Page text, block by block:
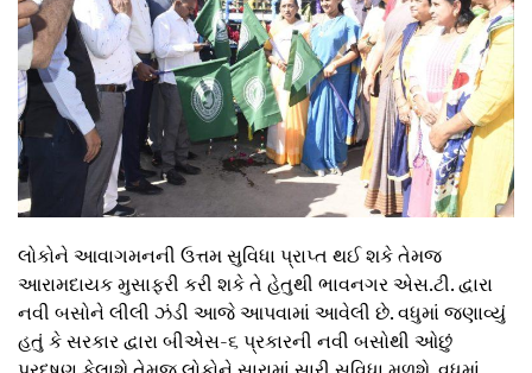
લોકોને આવાગમનની ઉત્તમ સુવિધા પ્રાપ્ત થઈ શકે તેમજ
આરામદાયક મુસાફરી કરી શકે તે હેતુથી ભાવનગર એસ.ટી. દ્વારા
નવી બસોને લીલી ઝંડી આજે આપવામાં આવેલી છે. વધુમાં જણાવ્યું
હતું કે સરકાર દ્વારા બીએસ-૬ પ્રકારની નવી બસોથી ઓછું